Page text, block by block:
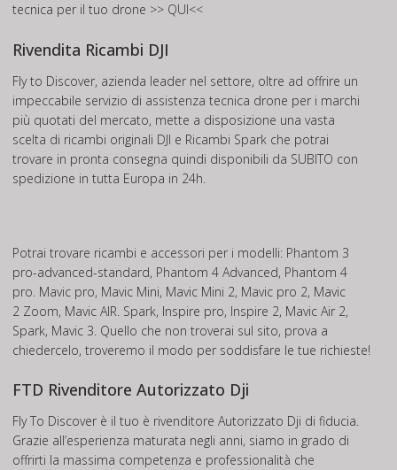
tecnica per il tuo drone >> QUI<<
Rivendita Ricambi DJI
Fly to Discover, azienda leader nel settore, oltre ad offrire un
impeccabile servizio di assistenza tecnica drone per i marchi
più quotati del mercato, mette a disposizione una vasta
scelta di ricambi originali DJI e Ricambi Spark che potrai
trovare in pronta consegna quindi disponibili da SUBITO con
spedizione in tutta Europa in 24h.
Potrai trovare ricambi e accessori per i modelli: Phantom 3
pro-advanced-standard, Phantom 4 Advanced, Phantom 4
pro. Mavic pro, Mavic Mini, Mavic Mini 2, Mavic pro 2, Mavic
2 Zoom, Mavic AIR. Spark, Inspire pro, Inspire 2, Mavic Air 2,
Spark, Mavic 3. Quello che non troverai sul sito, prova a
chiedercelo, troveremo il modo per soddisfare le tue richieste!
FTD Rivenditore Autorizzato Dji
Fly To Discover è il tuo è rivenditore Autorizzato Dji di fiducia.
Grazie all’esperienza maturata negli anni, siamo in grado di
offrirti la massima competenza e professionalità che